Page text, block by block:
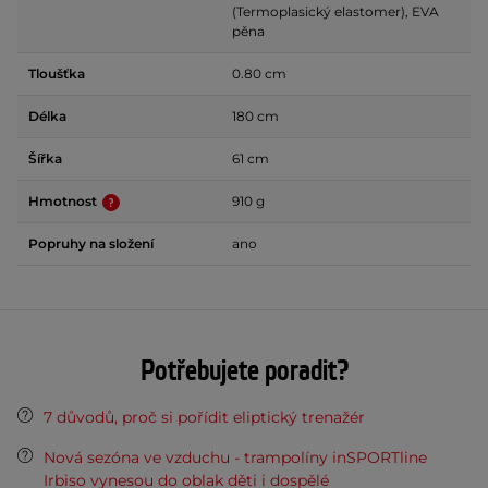
(Termoplasický elastomer), EVA
pěna
Tloušťka 0.80 cm
Délka 180 cm
Šířka 61 cm
Hmotnost 910 g
Popruhy na složení ano
Potřebujete poradit?
7 důvodů, proč si pořídit eliptický trenažér
Nová sezóna ve vzduchu - trampolíny inSPORTline
Irbiso vynesou do oblak děti i dospělé